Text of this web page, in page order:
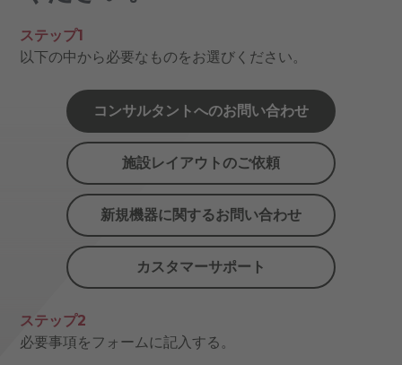
ステップ1
以下の中から必要なものをお選びください。
コンサルタントへのお問い合わせ
施設レイアウトのご依頼
新規機器に関するお問い合わせ
カスタマーサポート
ステップ2
必要事項をフォームに記入する。